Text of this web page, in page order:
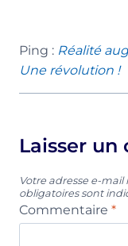
Ping : Réalité
Une révolution !
Laisser
Votre adresse e-mail
obligatoires sont
Commentaire *